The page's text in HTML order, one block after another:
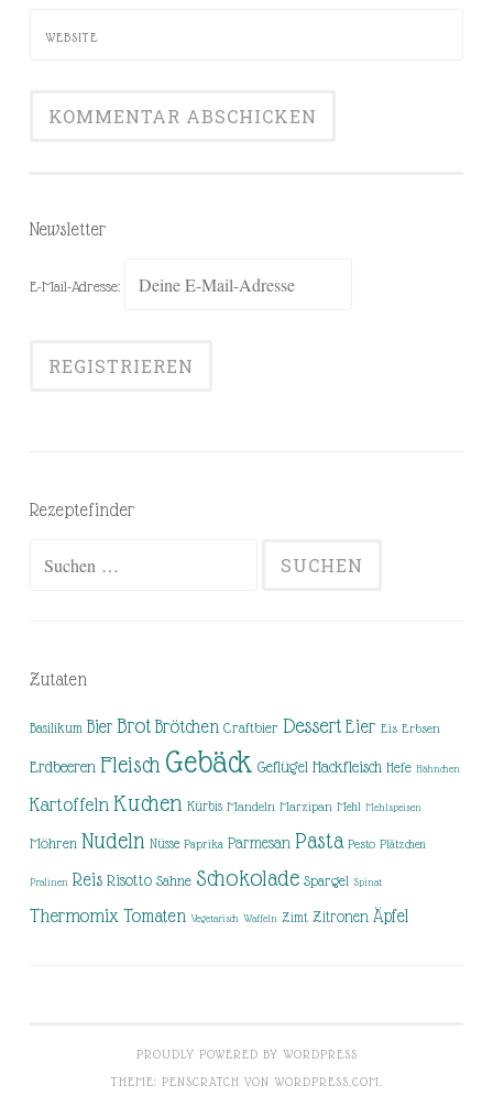
WEBSITE
Newsletter
E-Mail-Adresse:
Rezeptefinder
Zutaten
Basilikum Bier Brot Brötchen Craftbier Dessert Eier Eis Erbsen
Erdbeeren Fleisch Gebäck Geflügel Hackfleisch Hefe Hähnchen
Kartoffeln Kuchen Kürbis Mandeln Marzipan Mehl Mehlspeisen
Möhren Nudeln Nüsse Paprika Parmesan Pasta Pesto Plätzchen
Pralinen Reis Risotto Sahne Schokolade Spargel Spinat
Thermomix Tomaten Vegetarisch Waffeln Zimt Zitronen Äpfel
PROUDLY POWERED BY WORDPRESS
THEME: PENSCRATCH VON WORDPRESS.COM